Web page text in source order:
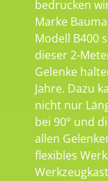
bedrucken
Marke
Modell B400
dieser 2-
Gelenke
Jahre. Dazu
nicht nur
bei 90° und
allen
flexibles